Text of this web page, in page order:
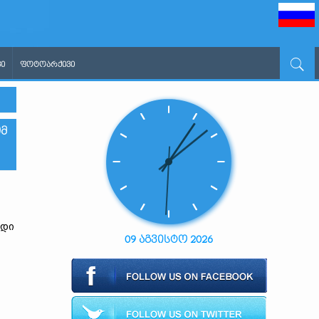
ᲤᲝᲢᲝᲐᲠᲥᲘᲕᲘ
09 აგვისტო 2026